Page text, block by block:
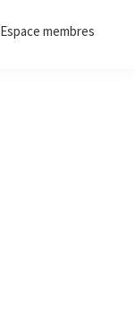
Espace membres